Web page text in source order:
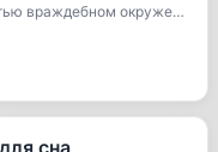
враждебном окруже
сна